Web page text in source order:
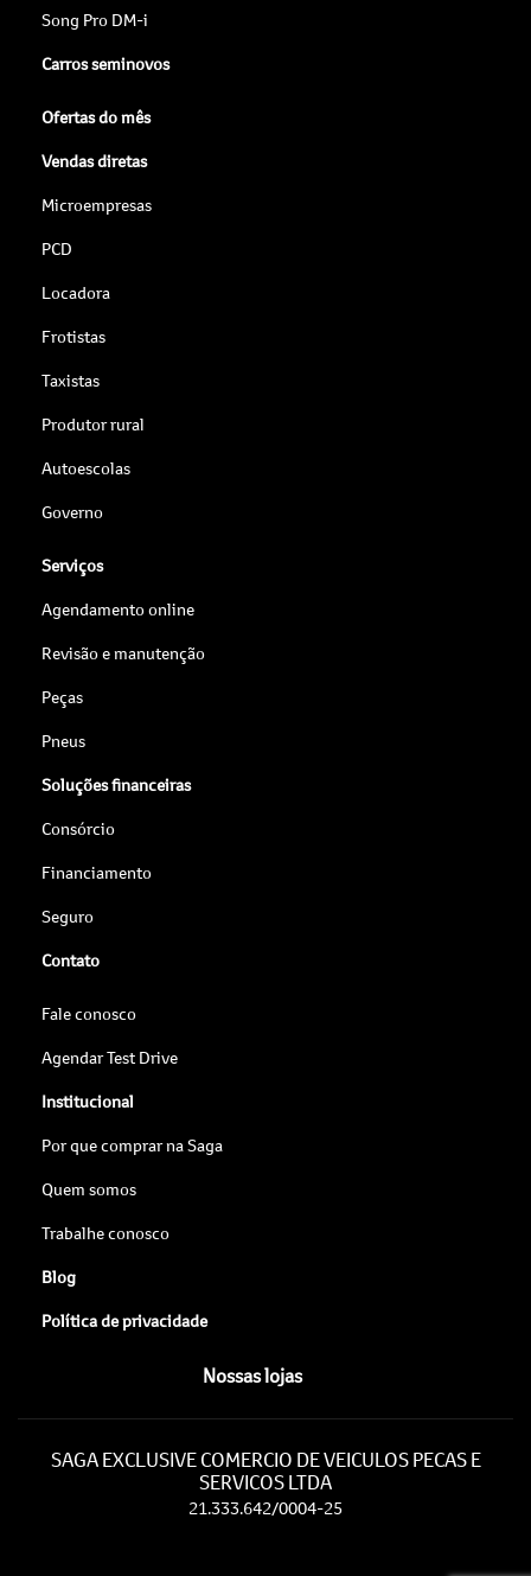
Song Pro DM-i
Carros seminovos
Ofertas do mês
Vendas diretas
Microempresas
PCD
Locadora
Frotistas
Taxistas
Produtor rural
Autoescolas
Governo
Serviços
Agendamento online
Revisão e manutenção
Peças
Pneus
Soluções financeiras
Consórcio
Financiamento
Seguro
Contato
Fale conosco
Agendar Test Drive
Institucional
Por que comprar na Saga
Quem somos
Trabalhe conosco
Blog
Política de privacidade
Nossas lojas
SAGA EXCLUSIVE COMERCIO DE VEICULOS PECAS E
SERVICOS LTDA
21.333.642/0004-25